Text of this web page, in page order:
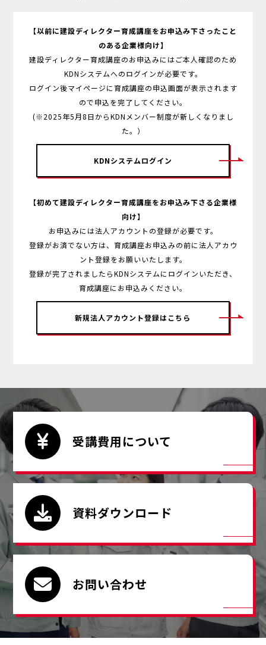
【以前に建設ディレクター育成講座をお申込み下さったこと
のある企業様向け】
建設ディレクター育成講座のお申込みにはご本人確認のため
KDNシステムへのログインが必要です。
ログイン後マイページに育成講座の申込画面が表示されます
ので申込を完了してください。
(※2025年5月8日からKDNメンバー制度が新しくなりまし
た。）
KDNシステムログイン
【初めて建設ディレクター育成講座をお申込み下さる企業様
向け】
お申込みには法人アカウントの登録が必要です。
登録がお済でない方は、育成講座お申込みの前に法人アカウ
ント登録をお願いいたします。
登録が完了されましたらKDNシステムにログインいただき、
育成講座にお申込みください。
新規法人アカウント登録はこちら
受講費用について
資料ダウンロード
お問い合わせ